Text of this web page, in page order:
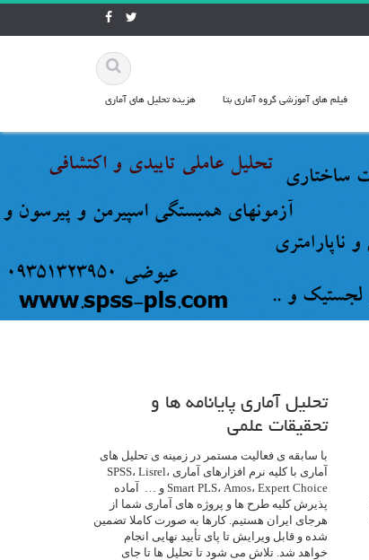
فيلم هاي آموزشي گروه آماري بتا هزينه تحليل هاي آماري
تحلیل آماری پایانامه ها و
تحقیقات علمی
با سابقه ی فعالیت مستمر در زمینه ی تحلیل های
آماری با کلیه نرم افزارهای آماری SPSS، Lisrel،
Smart PLS، Amos، Expert Choice و … آماده
پذیرش کلیه طرح ها و پروژه های آماری شما از
هرجای ایران هستیم. کارها به صورت کاملا تضمین
شده و قابل ویرایش تا پای تأیید نهایی انجام
خواهد شد. تلاش می شود تا تحلیل ها تا جای